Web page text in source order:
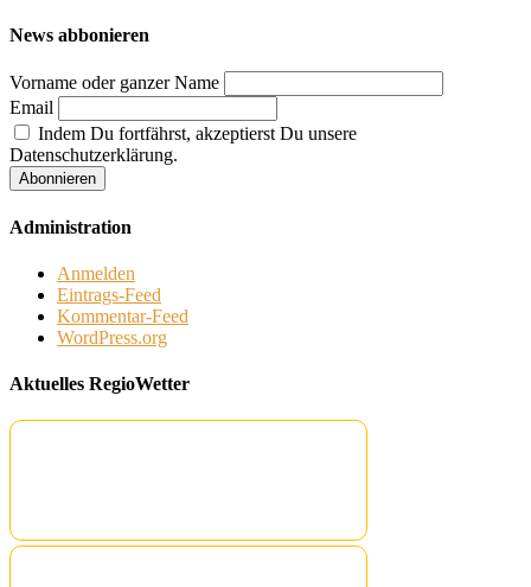
News abbonieren
Vorname oder ganzer Name
Email
Indem Du fortfährst, akzeptierst Du unsere
Datenschutzerklärung.
Administration
Anmelden
Eintrags-Feed
Kommentar-Feed
WordPress.org
Aktuelles RegioWetter